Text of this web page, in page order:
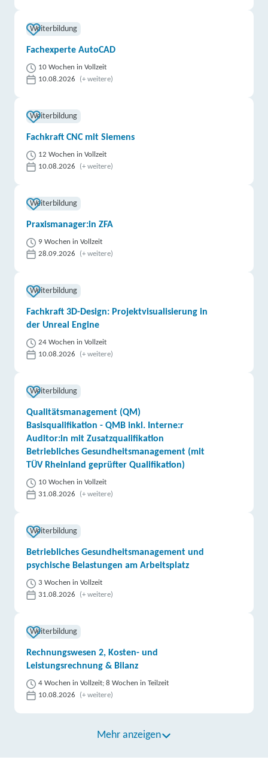
Weiterbildung
Fachexperte AutoCAD
10 Wochen in Vollzeit
10.08.2026
(+ weitere)
Weiterbildung
Fachkraft CNC mit Siemens
12 Wochen in Vollzeit
10.08.2026
(+ weitere)
Weiterbildung
Praxismanager:in ZFA
9 Wochen in Vollzeit
28.09.2026
(+ weitere)
Weiterbildung
Fachkraft 3D-Design: Projektvisualisierung in
der Unreal Engine
24 Wochen in Vollzeit
10.08.2026
(+ weitere)
Weiterbildung
Qualitätsmanagement (QM)
Basisqualifikation - QMB inkl. Interne:r
Auditor:in mit Zusatzqualifikation
Betriebliches Gesundheitsmanagement (mit
TÜV Rheinland geprüfter Qualifikation)
10 Wochen in Vollzeit
31.08.2026
(+ weitere)
Weiterbildung
Betriebliches Gesundheitsmanagement und
psychische Belastungen am Arbeitsplatz
3 Wochen in Vollzeit
31.08.2026
(+ weitere)
Weiterbildung
Rechnungswesen 2, Kosten- und
Leistungsrechnung & Bilanz
4 Wochen in Vollzeit; 8 Wochen in Teilzeit
10.08.2026
(+ weitere)
Mehr anzeigen